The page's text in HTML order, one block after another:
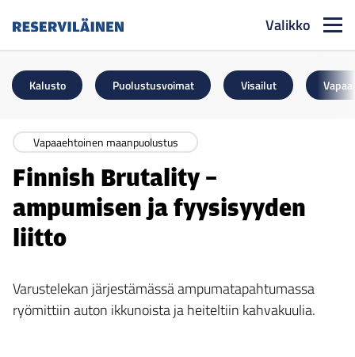
Valikko
Kalusto Puolustusvoimat Visailut
Vapaaehtoinen maanpuolustus
Finnish Brutality –
ampumisen ja fyysisyyden
liitto
Varustelekan järjestämässä ampumatapahtumassa
ryömittiin auton ikkunoista ja heiteltiin kahvakuulia.